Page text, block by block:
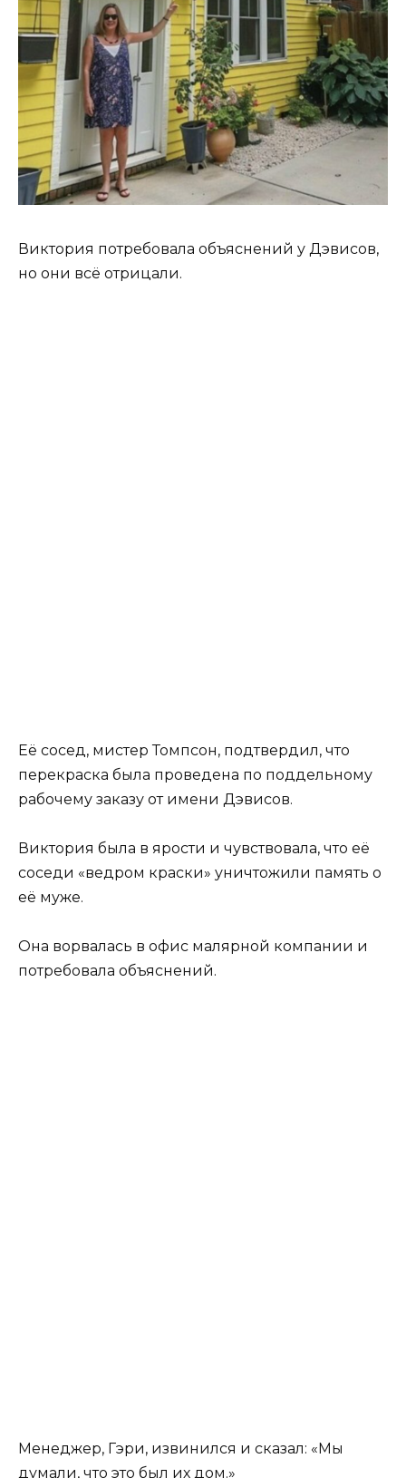
Виктория потребовала объяснений у Дэвисов,
но они всё отрицали.
Её сосед, мистер Томпсон, подтвердил, что
перекраска была проведена по поддельному
рабочему заказу от имени Дэвисов.
Виктория была в ярости и чувствовала, что её
соседи «ведром краски» уничтожили память о
её муже.
Она ворвалась в офис малярной компании и
потребовала объяснений.
Менеджер, Гэри, извинился и сказал: «Мы
думали, что это был их дом.»